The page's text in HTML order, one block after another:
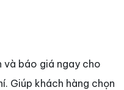
và báo giá ngay cho
Giúp khách hàng chọn